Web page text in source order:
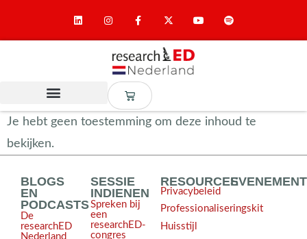
Je hebt geen toestemming om deze inhoud te
bekijken.
BLOGS
EN
PODCASTS
De
researchED
Nederland
SESSIE
INDIENEN
Spreken bij
een
researchED-
congres
RESOURCES
Privacybeleid
Professionaliseringskit
Huisstijl